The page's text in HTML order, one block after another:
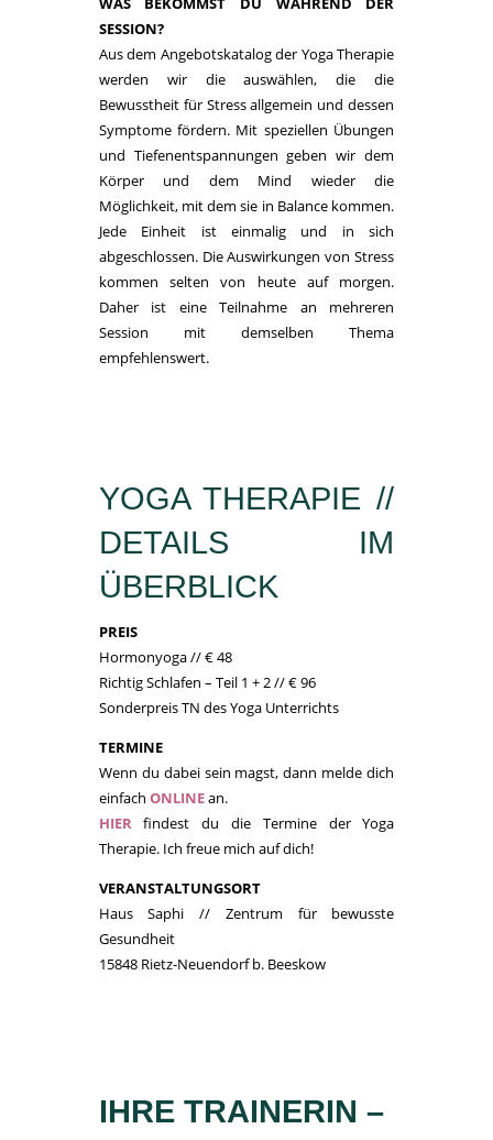
SESSION?
Aus dem Angebotskatalog der Yoga Therapie
werden wir die auswählen, die die
Bewusstheit für Stress allgemein und dessen
Symptome fördern. Mit speziellen Übungen
und Tiefenentspannungen geben wir dem
Körper und dem Mind wieder die
Möglichkeit, mit dem sie in Balance kommen.
Jede Einheit ist einmalig und in sich
abgeschlossen. Die Auswirkungen von Stress
kommen selten von heute auf morgen.
Daher ist eine Teilnahme an mehreren
Session mit demselben Thema
empfehlenswert.
YOGA THERAPIE //
DETAILS IM
ÜBERBLICK
PREIS
Hormonyoga // € 48
Richtig Schlafen – Teil 1 + 2 // € 96
Sonderpreis TN des Yoga Unterrichts
TERMINE
Wenn du dabei sein magst, dann melde dich
einfach ONLINEan.
HIERfindest du die Termine der Yoga
Therapie. Ich freue mich auf dich!
VERANSTALTUNGSORT
Haus Saphi // Zentrum für bewusste
Gesundheit
15848 Rietz-Neuendorf b. Beeskow
IHRE TRAINERIN –